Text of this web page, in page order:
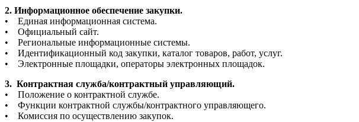
2. Информационное обеспечение закупки.
• Единая информационная система.
• Официальный сайт.
• Региональные информационные системы.
• Идентификационный код закупки, каталог товаров, работ, услуг.
• Электронные площадки, операторы электронных площадок.
3. Контрактная служба/контрактный управляющий.
• Положение о контрактной службе.
• Функции контрактной службы/контрактного управляющего.
• Комиссия по осуществлению закупок.